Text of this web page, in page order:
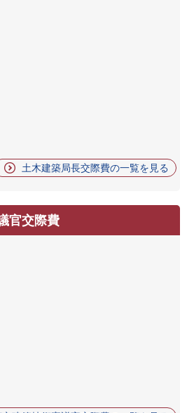
土木建築局長交際費の一覧を見る
官交際費